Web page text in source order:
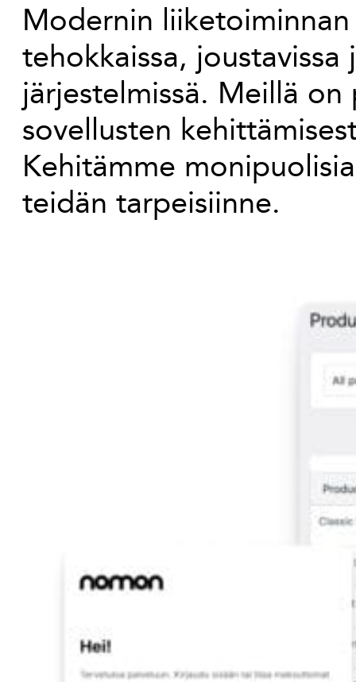
Modernin
tehokkaissa,
järjestelmissä. Meillä
sovellusten
Kehitämme
teidän tarpeisiinne.